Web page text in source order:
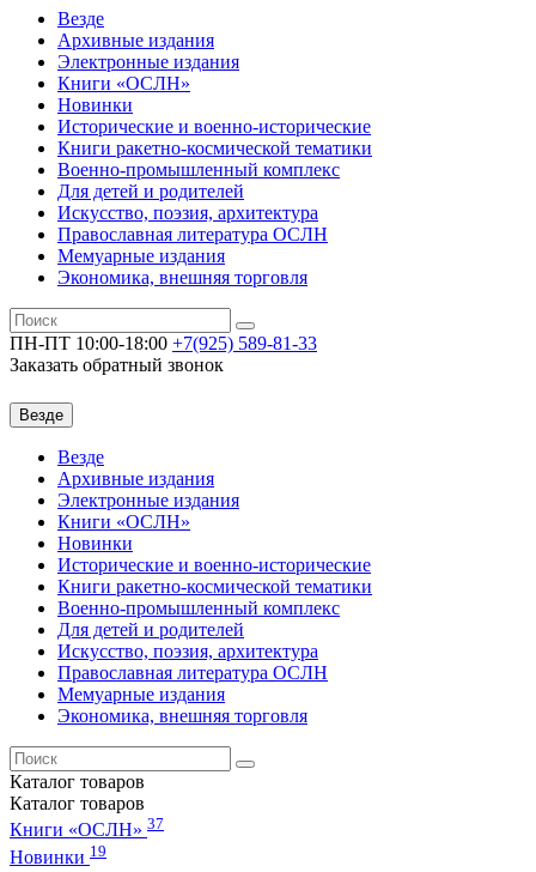
Везде
Архивные издания
Электронные издания
Книги «ОСЛН»
Новинки
Исторические и военно-исторические
Книги ракетно-космической тематики
Военно-промышленный комплекс
Для детей и родителей
Искусство, поэзия, архитектура
Православная литература ОСЛН
Мемуарные издания
Экономика, внешняя торговля
ПН-ПТ 10:00-18:00 +7(925) 589-81-33
Заказать обратный звонок
Везде
Везде
Архивные издания
Электронные издания
Книги «ОСЛН»
Новинки
Исторические и военно-исторические
Книги ракетно-космической тематики
Военно-промышленный комплекс
Для детей и родителей
Искусство, поэзия, архитектура
Православная литература ОСЛН
Мемуарные издания
Экономика, внешняя торговля
Каталог товаров
Каталог товаров
Книги «ОСЛН» 37
Новинки 19